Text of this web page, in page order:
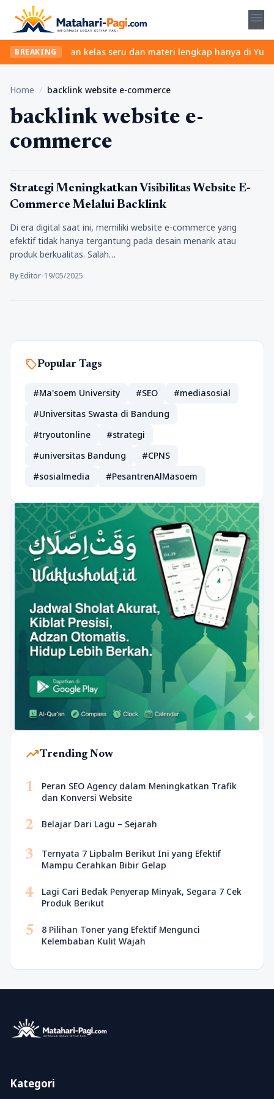
menu
BREAKING
Temukan kelas seru dan materi lengkap hanya di
Home / backlink website e-commerce
backlink website e-
commerce
Tips
Strategi Meningkatkan Visibilitas Website E-
Commerce Melalui Backlink
Di era digital saat ini, memiliki website e-commerce yang
efektif tidak hanya tergantung pada desain menarik atau
produk berkualitas. Salah…
By Editor•19/05/2025
sellPopular Tags
#Ma'soem University #SEO
#mediasosial
#Universitas Swasta di Bandung
#tryoutonline
#strategi
#universitas Bandung
#CPNS
#sosialmedia
#PesantrenAlMasoem
trending_upTrending Now
1
Peran SEO Agency dalam Meningkatkan Trafik
dan Konversi Website
2 Belajar Dari Lagu – Sejarah
3
Ternyata 7 Lipbalm Berikut Ini yang Efektif
Mampu Cerahkan Bibir Gelap
4
Lagi Cari Bedak Penyerap Minyak, Segara 7 Cek
Produk Berikut
5
8 Pilihan Toner yang Efektif Mengunci
Kelembaban Kulit Wajah
Kategori